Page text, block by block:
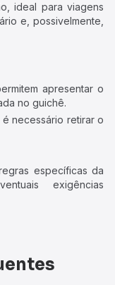
ideal para viagens
e, possivelmente,
apresentar o
no guichê.
necessário retirar o
específicas da
exigências